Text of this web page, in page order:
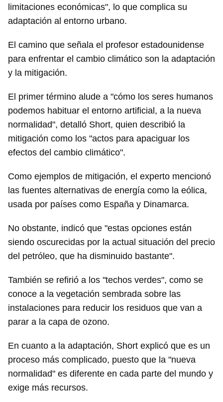
limitaciones económicas", lo que complica su
adaptación al entorno urbano.
El camino que señala el profesor estadounidense
para enfrentar el cambio climático son la adaptación
y la mitigación.
El primer término alude a "cómo los seres humanos
podemos habituar el entorno artificial, a la nueva
normalidad", detalló Short, quien describió la
mitigación como los "actos para apaciguar los
efectos del cambio climático".
Como ejemplos de mitigación, el experto mencionó
las fuentes alternativas de energía como la eólica,
usada por países como España y Dinamarca.
No obstante, indicó que "estas opciones están
siendo oscurecidas por la actual situación del precio
del petróleo, que ha disminuido bastante".
También se refirió a los "techos verdes", como se
conoce a la vegetación sembrada sobre las
instalaciones para reducir los residuos que van a
parar a la capa de ozono.
En cuanto a la adaptación, Short explicó que es un
proceso más complicado, puesto que la "nueva
normalidad" es diferente en cada parte del mundo y
exige más recursos.